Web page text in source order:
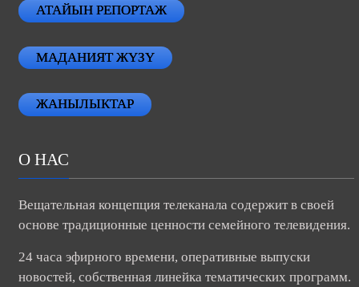
АТАЙЫН РЕПОРТАЖ
МАДАНИЯТ ЖҮЗҮ
ЖАНЫЛЫКТАР
О НАС
Вещательная концепция телеканала содержит в своей
основе традиционные ценности семейного телевидения.
24 часа эфирного времени, оперативные выпуски
новостей, собственная линейка тематических программ.